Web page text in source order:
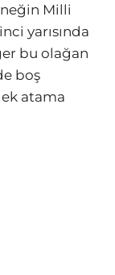
Milli
yarısında
bu olağan
boş
atama